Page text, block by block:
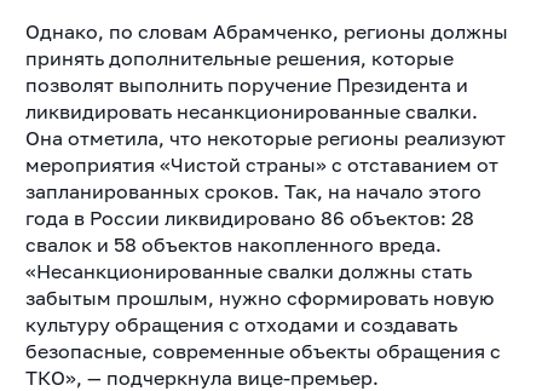
Однако, по словам Абрамченко, регионы должны
принять дополнительные решения, которые
позволят выполнить поручение Президента и
ликвидировать несанкционированные свалки.
Она отметила, что некоторые регионы реализуют
мероприятия «Чистой страны» с отставанием от
запланированных сроков. Так, на начало этого
года в России ликвидировано 86 объектов: 28
свалок и 58 объектов накопленного вреда.
«Несанкционированные свалки должны стать
забытым прошлым, нужно сформировать новую
культуру обращения с отходами и создавать
безопасные, современные объекты обращения с
ТКО», — подчеркнула вице-премьер.